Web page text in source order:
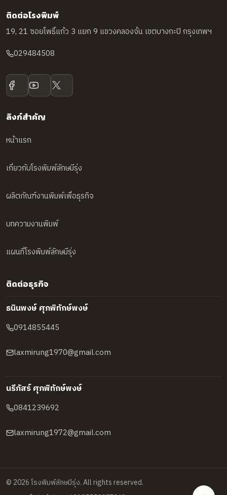
ติดต่อโรงพิมพ์
19, 21 ซอยโพธิ์แก้ว 3 แยก 9 แขวงคลองจั่น เขตบางกะปิ กรุงเทพฯ
029484508
ลิงก์สำคัญ
หน้าแรก
เกี่ยวกับโรงพิมพ์ลักษมีรุ่ง
ผลิตภัณฑ์งานพิมพ์เพื่อธุรกิจ
บทความงานพิมพ์
แผนที่โรงพิมพ์ลักษมีรุ่ง
ติดต่อธุรกิจ
ธนินพงษ์ ศุภพิทักษ์พงษ์
0914855445
laxmirung1970@gmail.com
นรีภัสร์ ศุภพิทักษ์พงษ์
0841239692
laxmirung1972@gmail.com
© 2026โรงพิมพ์ลักษมีรุ่ง. All rights reserved.